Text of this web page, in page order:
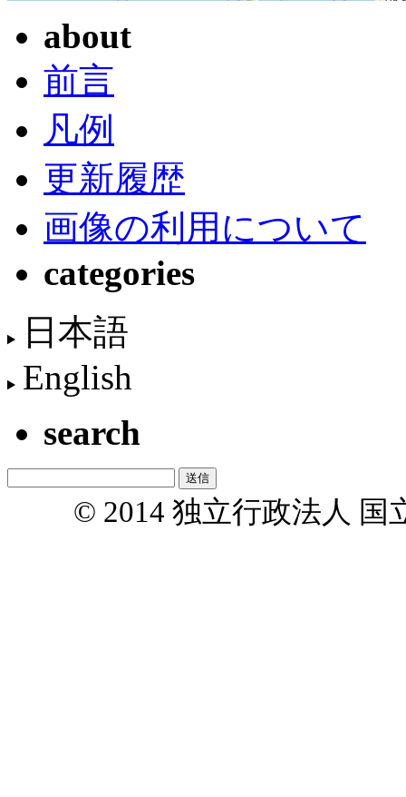
about
前言
凡例
更新履歴
画像の利用について
categories
日本語
English
search
© 2014 独立行政法人 国